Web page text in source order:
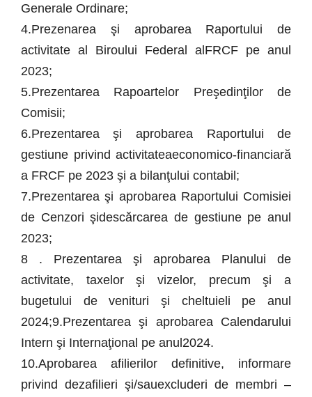
Generale Ordinare;
4.Prezenarea şi aprobarea Raportului de
activitate al Biroului Federal alFRCF pe anul
2023;
5.Prezentarea Rapoartelor Preşedinţilor de
Comisii;
6.Prezentarea şi aprobarea Raportului de
gestiune privind activitateaeconomico-financiară
a FRCF pe 2023 şi a bilanţului contabil;
7.Prezentarea şi aprobarea Raportului Comisiei
de Cenzori şidescărcarea de gestiune pe anul
2023;
8 . Prezentarea şi aprobarea Planului de
activitate, taxelor şi vizelor, precum şi a
bugetului de venituri şi cheltuieli pe anul
2024;9.Prezentarea şi aprobarea Calendarului
Intern şi Internaţional pe anul2024.
10.Aprobarea afilierilor definitive, informare
privind dezafilieri şi/sauexcluderi de membri –